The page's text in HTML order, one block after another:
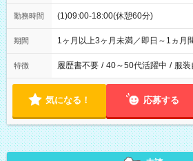
勤務時間 (1)09:00-18:00(休憩60分)
期間 1ヶ月以上3ヶ月未満／即日～1ヵ月
特徴 履歴書不要 / 40～50代活躍中 / 服装
気になる！ 応募する